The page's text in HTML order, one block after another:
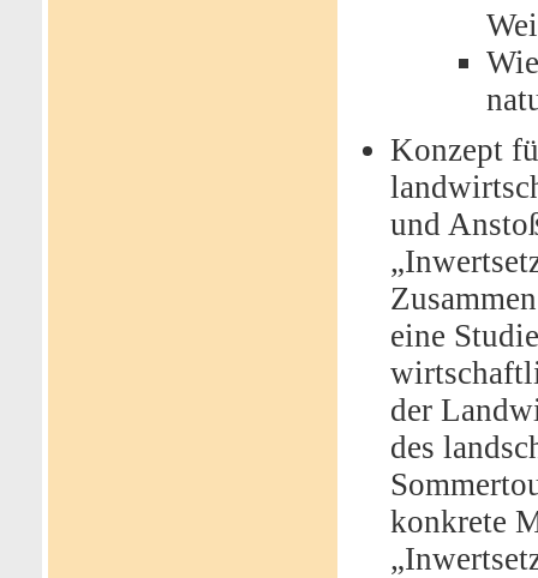
Konzept
und
eine
der
des
konkrete